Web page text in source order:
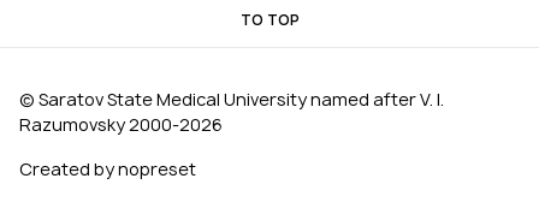
TO TOP
© Saratov State Medical University named after V. I.
Razumovsky 2000‑2026
Created by nopreset